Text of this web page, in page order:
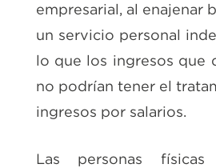
empresarial, al enajenar
un servicio personal
lo que los ingresos que
no podrían tener el
ingresos por salarios.
Las personas